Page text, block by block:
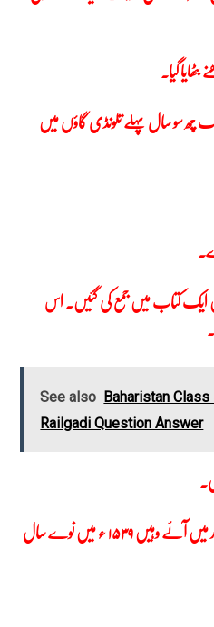
گیا۔
سو سال پہلے تلونڈی گاؤں میں
See also Baharistan Class
Railgadi Question Answer